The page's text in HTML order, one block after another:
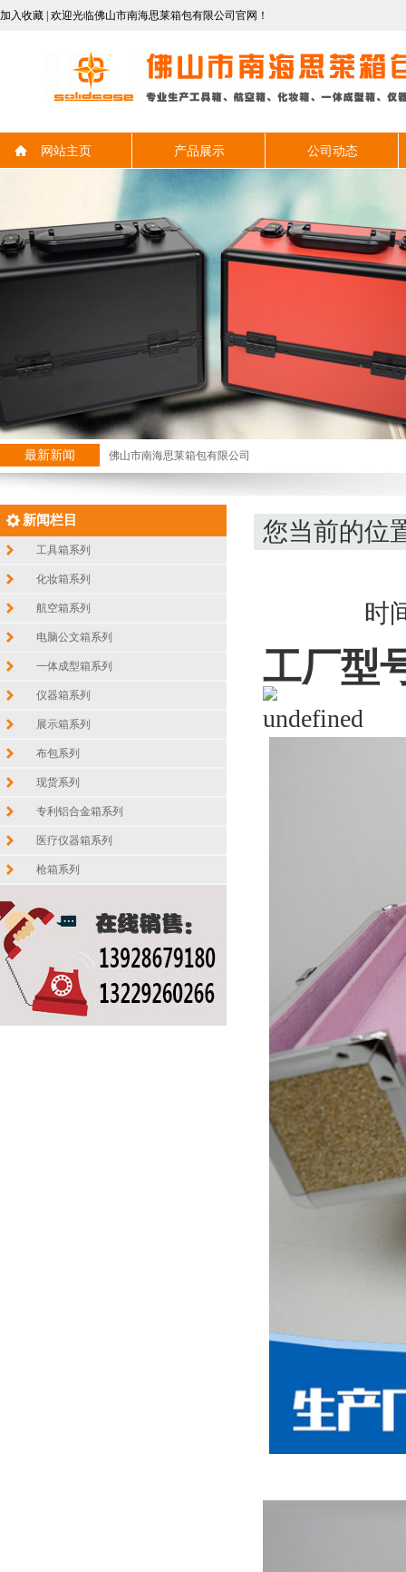
加入收藏 | 欢迎光临佛山市南海思莱箱包有限公司官网！
网站主页 产品展示 公司动态
最新新闻 佛山市南海思莱箱包有限公司
新闻栏目
工具箱系列
化妆箱系列
航空箱系列
电脑公文箱系列
一体成型箱系列
仪器箱系列
展示箱系列
布包系列
现货系列
专利铝合金箱系列
医疗仪器箱系列
枪箱系列
您当前的位
时
工厂型